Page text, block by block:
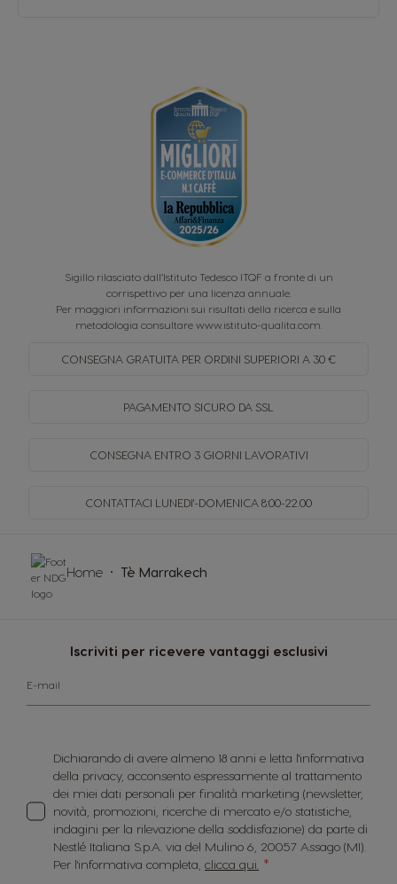
Sigillo rilasciato dall’Istituto Tedesco ITQF a fronte di un
corrispettivo per una licenza annuale.
Per maggiori informazioni sui risultati della ricerca e sulla
metodologia consultare www.istituto-qualita.com
CONSEGNA GRATUITA PER ORDINI SUPERIORI A 30 €
PAGAMENTO SICURO DA SSL
CONSEGNA ENTRO 3 GIORNI LAVORATIVI
CONTATTACI LUNEDI'-DOMENICA 8:00-22.00
Iscriviti per ricevere vantaggi esclusivi
E-mail
Dichiarando di avere almeno 18 anni e letta l'informativa
della privacy, acconsento espressamente al trattamento
dei miei dati personali per finalità marketing (newsletter,
novità, promozioni, ricerche di mercato e/o statistiche,
indagini per la rilevazione della soddisfazione) da parte di
Nestlé Italiana S.p.A. via del Mulino 6, 20057 Assago (MI).
Per l'informativa completa, clicca qui.
Home Tè Marrakech